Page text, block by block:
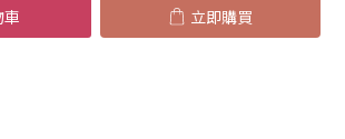
車 立即購買